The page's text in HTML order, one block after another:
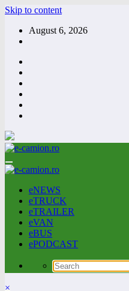
Skip to content
August 6, 2026
eNEWS
eTRUCK
eTRAILER
eVAN
eBUS
ePODCAST
×